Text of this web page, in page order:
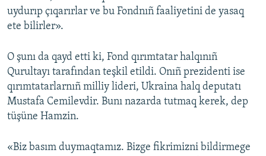
uydurıp çıqarırlar ve bu Fondnıñ faaliyetini de yasaq
ete bilirler».
O şunı da qayd etti ki, Fond qırımtatar halqınıñ
Qurultayı tarafından teşkil etildi. Onıñ prezidenti ise
qırımtatarlarnıñ milliy lideri, Ukraina halq deputatı
Mustafa Cemilevdir. Bunı nazarda tutmaq kerek, dep
tüşüne Hamzin.
«Biz basım duymaqtamız. Bizge fikrimizni bildirmege